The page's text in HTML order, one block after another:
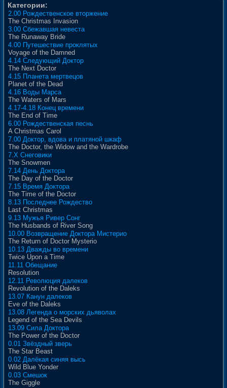
Категории:
2.00 Рождественское вторжение
The Christmas Invasion
3.00 Сбежавшая невеста
The Runaway Bride
4.00 Путешествие проклятых
Voyage of the Damned
4.14 Следующий Доктор
The Next Doctor
4.15 Планета мертвецов
Planet of the Dead
4.16 Воды Марса
The Waters of Mars
4.17-4.18 Конец времени
The End of Time
6.00 Рождественская песнь
A Christmas Carol
7.00 Доктор, вдова и платяной шкаф
The Doctor, the Widow and the Wardrobe
7.X Снеговики
The Snowmen
7.14 День Доктора
The Day of the Doctor
7.15 Время Доктора
The Time of the Doctor
8.13 Последнее Рождество
Last Christmas
9.13 Мужья Ривер Сонг
The Husbands of River Song
10.00 Возвращение Доктора Мистерио
The Return of Doctor Mysterio
10.13 Дважды во времени
Twice Upon a Time
11.11 Обещание
Resolution
12.11 Революция далеков
Revolution of the Daleks
13.07 Канун далеков
Eve of the Daleks
13.08 Легенда о морских дьяволах
Legend of the Sea Devils
13.09 Сила Доктора
The Power of the Doctor
0.01 Звёздный зверь
The Star Beast
0.02 Далёкая синяя высь
Wild Blue Yonder
0.03 Смешок
The Giggle